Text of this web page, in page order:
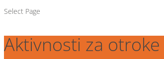
Select Page
Aktivnosti za